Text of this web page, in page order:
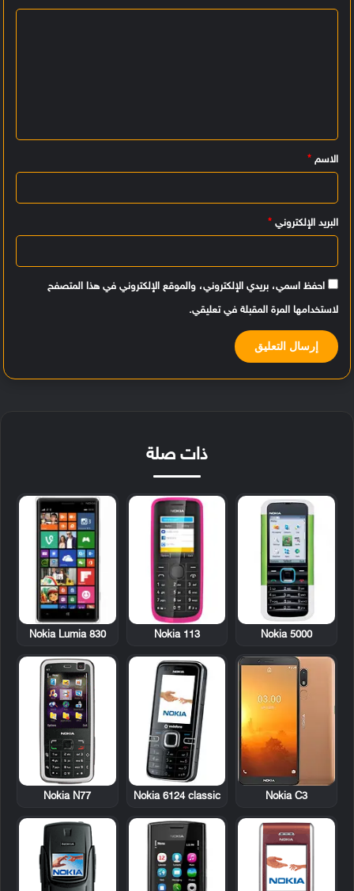
ي
ق
الاسم *
البريد الإلكتروني *
احفظ اسمي، بريدي الإلكتروني، والموقع الإلكتروني في هذا المتصفح
لاستخدامها المرة المقبلة في تعليقي.
ذات صلة
Nokia 5000
Nokia 113
Nokia Lumia 830
Nokia C3
Nokia 6124 classic
Nokia N77